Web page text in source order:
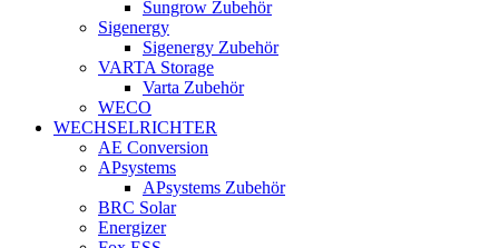
Sungrow Zubehör
Sigenergy
Sigenergy Zubehör
VARTA Storage
Varta Zubehör
WECO
WECHSELRICHTER
AE Conversion
APsystems
APsystems Zubehör
BRC Solar
Energizer